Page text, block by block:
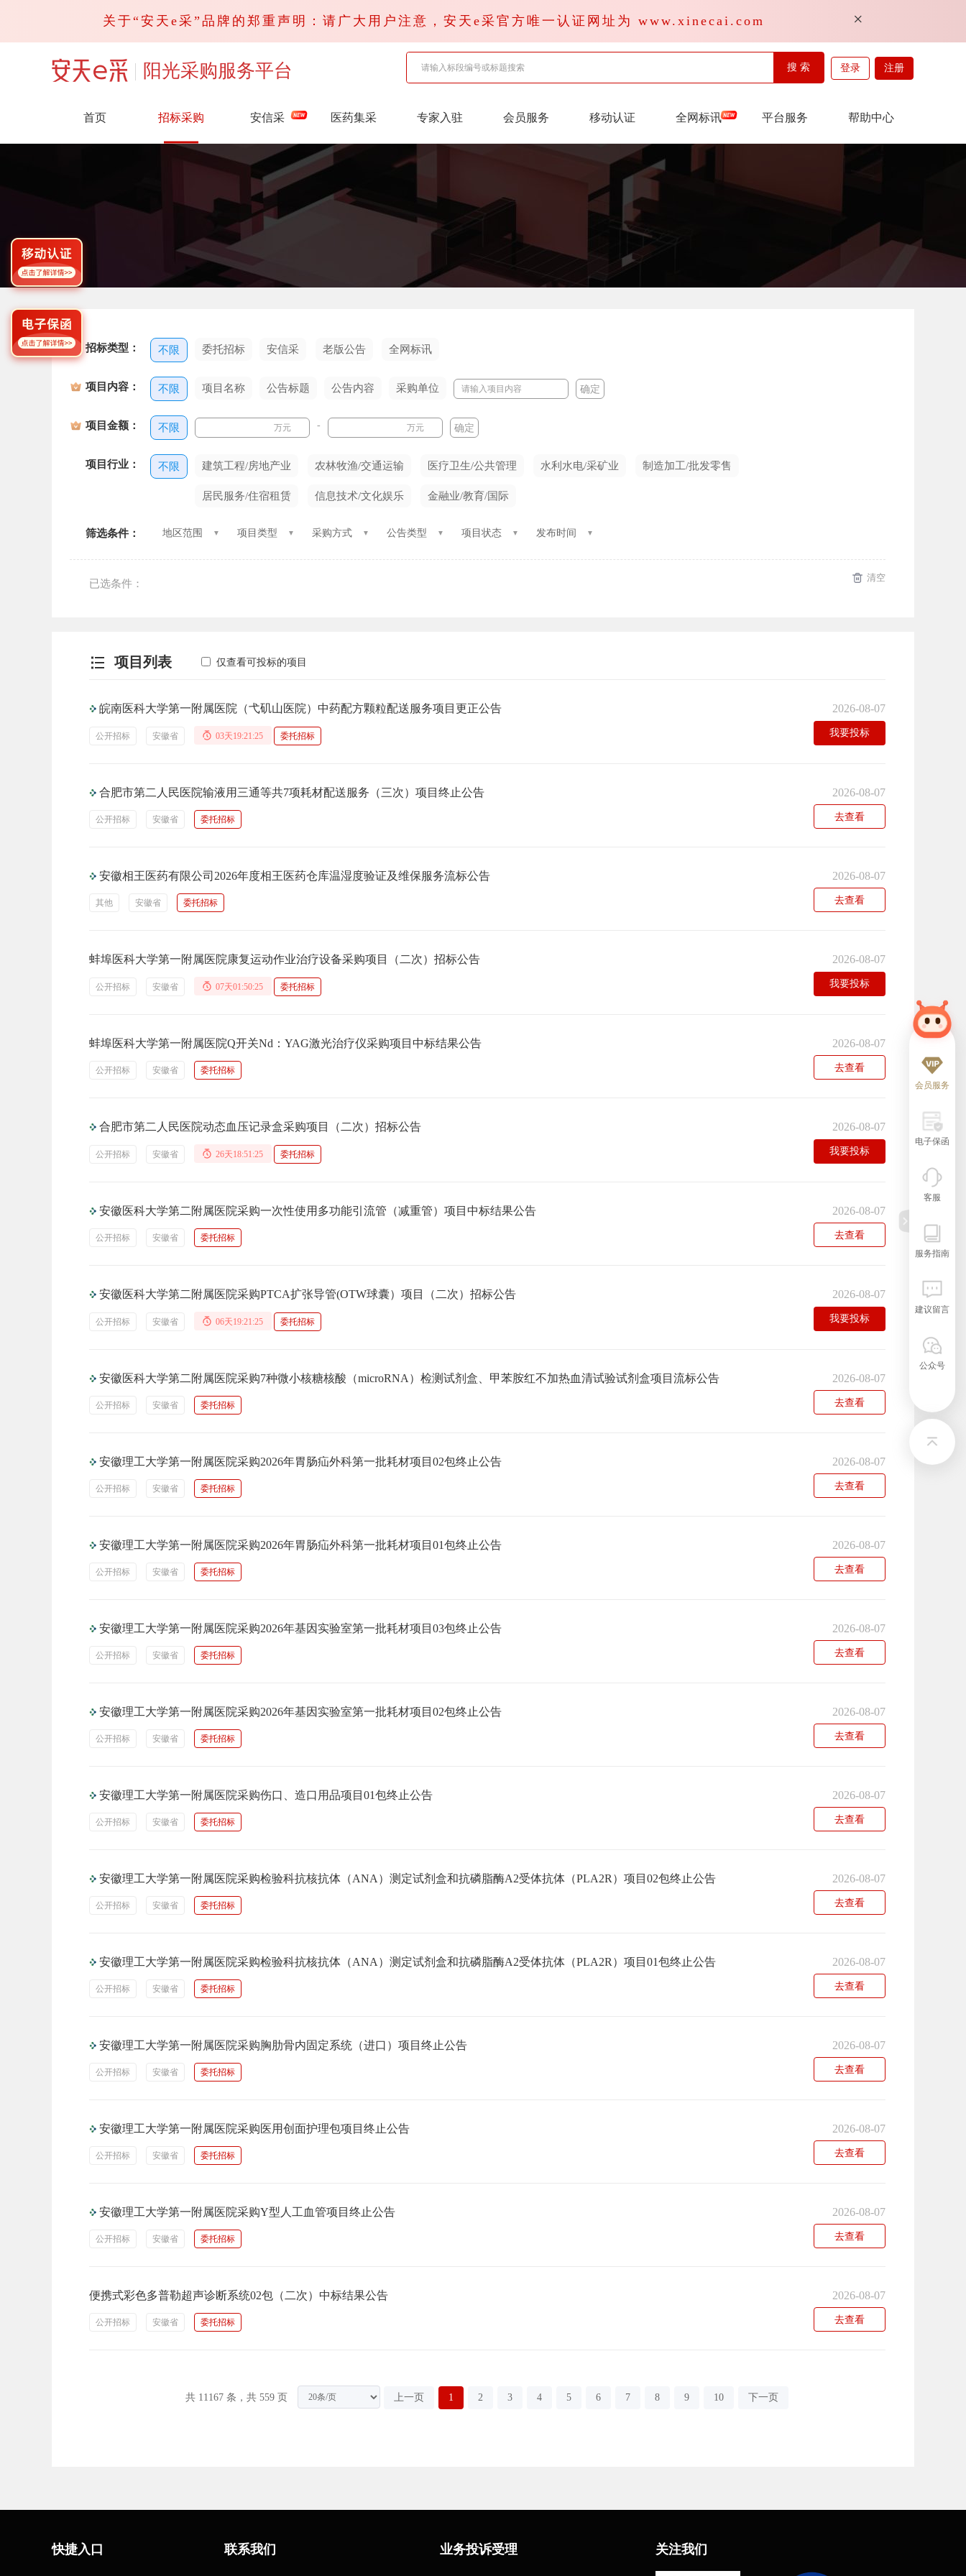
关于“安天e采”品牌的郑重声明：请广大用户注意，安天e采官方唯一认证网址为 www.xinecai.com ×
阳光采购服务平台 搜 索 登录 注册
首页 招标采购 安信采 医药集采 专家入驻 会员服务 移动认证 全网标讯 平台服务 帮助中心
老版公告 全网标讯
招标类型： 不限 委托招标 安信采
项目内容： 不限 项目名称 公告标题 公告内容 采购单位 确定
项目金额： 不限 万元 - 万元 确定
项目行业： 不限 建筑工程/房地产业 农林牧渔/交通运输 医疗卫生/公共管理 水利水电/采矿业 制造加工/批发零售
居民服务/住宿租赁 信息技术/文化娱乐 金融业/教育/国际
筛选条件： 地区范围 项目类型 采购方式 公告类型 项目状态 发布时间
已选条件：
清空
仅查看可投标的项目
项目列表
皖南医科大学第一附属医院（弋矶山医院）中药配方颗粒配送服务项目更正公告 2026-08-07
公开招标 安徽省 03天19:21:24 委托招标 我要投标
合肥市第二人民医院输液用三通等共7项耗材配送服务（三次）项目终止公告 2026-08-07
公开招标 安徽省 委托招标 去查看
安徽相王医药有限公司2026年度相王医药仓库温湿度验证及维保服务流标公告 2026-08-07
其他 安徽省 委托招标 去查看
蚌埠医科大学第一附属医院康复运动作业治疗设备采购项目（二次）招标公告 2026-08-07
公开招标 安徽省 07天01:50:24 委托招标 我要投标
蚌埠医科大学第一附属医院Q开关Nd：YAG激光治疗仪采购项目中标结果公告 2026-08-07
公开招标 安徽省 委托招标 去查看
合肥市第二人民医院动态血压记录盒采购项目（二次）招标公告 2026-08-07
公开招标 安徽省 26天18:51:24 委托招标 我要投标
安徽医科大学第二附属医院采购一次性使用多功能引流管（减重管）项目中标结果公告 2026-08-07
公开招标 安徽省 委托招标 去查看
安徽医科大学第二附属医院采购PTCA扩张导管(OTW球囊）项目（二次）招标公告 2026-08-07
公开招标 安徽省 06天19:21:24 委托招标 我要投标
安徽医科大学第二附属医院采购7种微小核糖核酸（microRNA）检测试剂盒、甲苯胺红不加热血清试验试剂盒项目流标公告 2026-08-07
公开招标 安徽省 委托招标 去查看
安徽理工大学第一附属医院采购2026年胃肠疝外科第一批耗材项目02包终止公告 2026-08-07
公开招标 安徽省 委托招标 去查看
安徽理工大学第一附属医院采购2026年胃肠疝外科第一批耗材项目01包终止公告 2026-08-07
公开招标 安徽省 委托招标 去查看
安徽理工大学第一附属医院采购2026年基因实验室第一批耗材项目03包终止公告 2026-08-07
公开招标 安徽省 委托招标 去查看
安徽理工大学第一附属医院采购2026年基因实验室第一批耗材项目02包终止公告 2026-08-07
公开招标 安徽省 委托招标 去查看
安徽理工大学第一附属医院采购伤口、造口用品项目01包终止公告 2026-08-07
公开招标 安徽省 委托招标 去查看
安徽理工大学第一附属医院采购检验科抗核抗体（ANA）测定试剂盒和抗磷脂酶A2受体抗体（PLA2R）项目02包终止公告 2026-08-07
公开招标 安徽省 委托招标 去查看
安徽理工大学第一附属医院采购检验科抗核抗体（ANA）测定试剂盒和抗磷脂酶A2受体抗体（PLA2R）项目01包终止公告 2026-08-07
公开招标 安徽省 委托招标 去查看
安徽理工大学第一附属医院采购胸肋骨内固定系统（进口）项目终止公告 2026-08-07
公开招标 安徽省 委托招标 去查看
安徽理工大学第一附属医院采购医用创面护理包项目终止公告 2026-08-07
公开招标 安徽省 委托招标 去查看
安徽理工大学第一附属医院采购Y型人工血管项目终止公告 2026-08-07
公开招标 安徽省 委托招标 去查看
便携式彩色多普勒超声诊断系统02包（二次）中标结果公告 2026-08-07
公开招标 安徽省 委托招标 去查看
共 11167 条，共 559 页 上一页 1 2 3 4 5 6 7 8 9 10 下一页
会员服务
电子保函
客服
服务指南
建议留言
公众号
快捷入口 联系我们 业务投诉受理 关注我们